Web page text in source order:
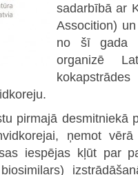
sadarbībā ar
Assocition)
no šī gada
organizē
pirmajā desmitniekā
ņemot
iespējas kļūt par